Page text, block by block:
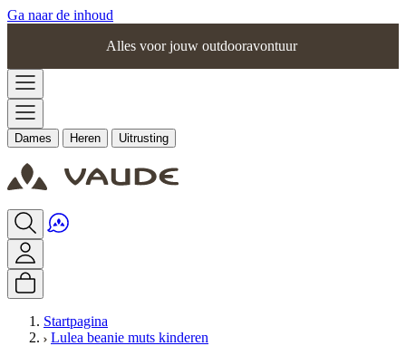
Ga naar de inhoud
Alles voor jouw outdooravontuur
Dames Heren Uitrusting
Startpagina
Lulea beanie muts kinderen